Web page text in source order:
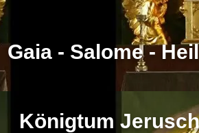
Gaia - Salome -
Königtum